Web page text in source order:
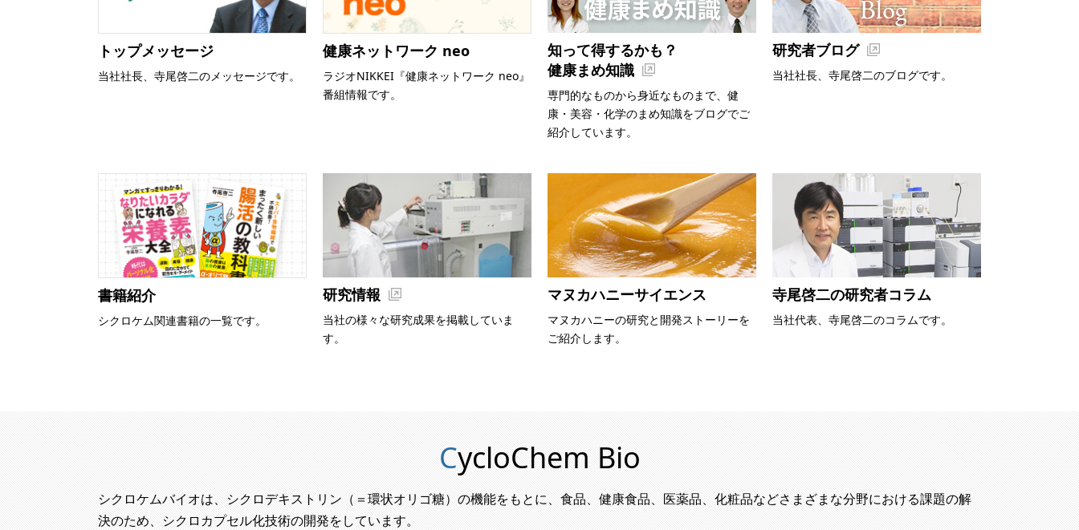
トップメッセージ
当社社長、寺尾啓二のメッセージです。
健康ネットワーク neo
ラジオNIKKEI『健康ネットワーク neo』
番組情報です。
知って得するかも？
健康まめ知識
専門的なものから身近なものまで、健
康・美容・化学のまめ知識をブログでご
紹介しています。
研究者ブログ
当社社長、寺尾啓二のブログです。
書籍紹介
シクロケム関連書籍の一覧です。
研究情報
当社の様々な研究成果を掲載していま
す。
マヌカハニーサイエンス
マヌカハニーの研究と開発ストーリーを
ご紹介します。
寺尾啓二の研究者コラム
当社代表、寺尾啓二のコラムです。
CycloChem Bio
シクロケムバイオは、シクロデキストリン（＝環状オリゴ糖）の機能をもとに、食品、健康食品、医薬品、化粧品などさまざまな分野における課題の解
決のため、シクロカプセル化技術の開発をしています。